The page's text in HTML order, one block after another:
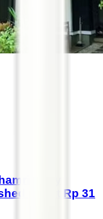
City
| Rent Rp 31